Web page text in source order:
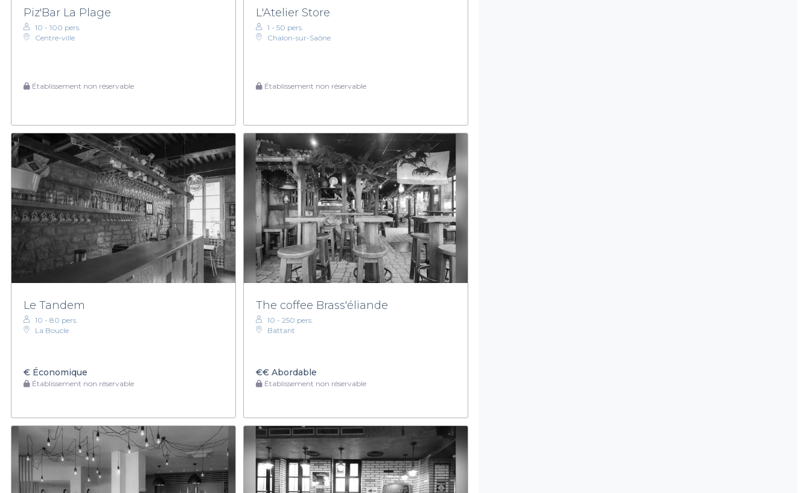
Piz'Bar La Plage
10 - 100 pers.
Centre-ville
Établissement non réservable
L'Atelier Store
1 - 50 pers.
Chalon-sur-Saône
Établissement non réservable
Le Tandem
10 - 80 pers.
La Boucle
€ Économique
Établissement non réservable
The coffee Brass'éliande
10 - 250 pers.
Battant
€€Abordable
Établissement non réservable